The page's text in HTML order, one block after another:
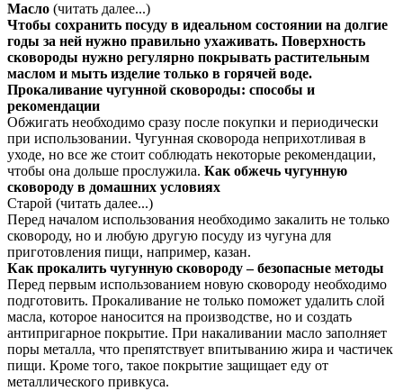
Масло (читать далее...)
Чтобы сохранить посуду в идеальном состоянии на долгие
годы за ней нужно правильно ухаживать. Поверхность
сковороды нужно регулярно покрывать растительным
маслом и мыть изделие только в горячей воде.
Прокаливание чугунной сковороды: способы и
рекомендации
Обжигать необходимо сразу после покупки и периодически
при использовании. Чугунная сковорода неприхотливая в
уходе, но все же стоит соблюдать некоторые рекомендации,
чтобы она дольше прослужила. Как обжечь чугунную
сковороду в домашних условиях
Старой (читать далее...)
Перед началом использования необходимо закалить не только
сковороду, но и любую другую посуду из чугуна для
приготовления пищи, например, казан.
Как прокалить чугунную сковороду – безопасные методы
Перед первым использованием новую сковороду необходимо
подготовить. Прокаливание не только поможет удалить слой
масла, которое наносится на производстве, но и создать
антипригарное покрытие. При накаливании масло заполняет
поры металла, что препятствует впитыванию жира и частичек
пищи. Кроме того, такое покрытие защищает еду от
металлического привкуса.